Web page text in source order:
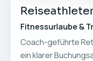
Fitnessurlaube &
Coach-geführte
ein klarer